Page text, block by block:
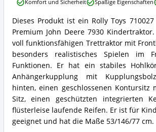
Kindertraktor
erhältlich?
Rolly
Toys
710027
Traktor
Farmtrac
Premium
John
Deere
7930
Zusammenfassung:
Was
bietet
Dieses Produkt ist ein Rolly Toys
Premium John Deere 7930
voll funktionsfähigen Trettraktor mit
besonders realistisches Spielen im
Funktionen. Er hat ein stabiles
Anhängerkupplung mit
hinten, einen geschlossenen Kontursitz
Sitz, einen geschützten integrierten
flüsterleise laufende Reifen. Er ist für
geeignet und hat die Maße 53/146/77 cm.
710027
Farmtrac
Premium
John
Deere
7930
Vorteile:
Was
spricht
für
diesen
Kindertraktor?
Komfort und Sicherheit
Spaßige Eigenschaften